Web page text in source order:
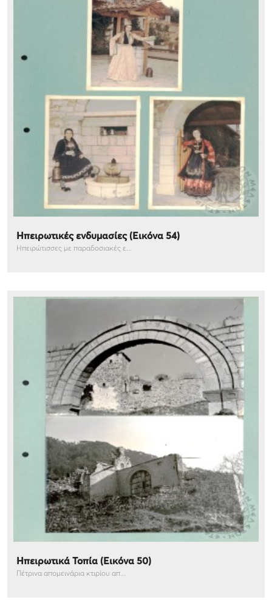
Ηπειρωτικές ενδυμασίες (Εικόνα 54)
Ηπειρώτισσες με παραδοσιακές ε...
Ηπειρωτικά Τοπία (Εικόνα 50)
Πέτρινα απομεινάρια κτιρίου απ...